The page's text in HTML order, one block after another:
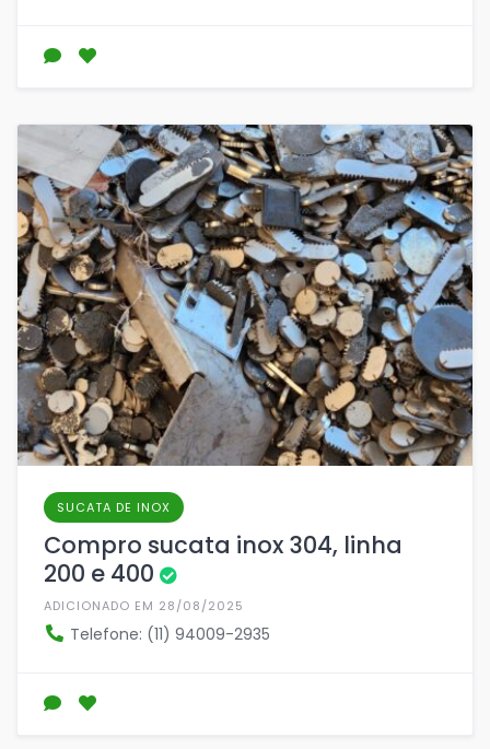
SUCATA DE INOX
Compro sucata inox 304, linha
200 e 400
ADICIONADO EM 28/08/2025
Telefone: (11) 94009-2935